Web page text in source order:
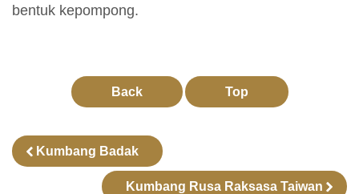
j
K
bentuk kepompong.
Back Top
Kumbang Badak
Kumbang Rusa Raksasa Taiwan